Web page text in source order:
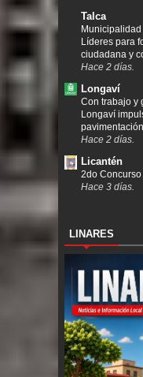
Talca
Líderes para
ciudadana y
Hace 2 días.
Longaví
Con trabajo y
Longaví
Hace 2 días.
Licantén
2do
Hace 3 días.
LINARES